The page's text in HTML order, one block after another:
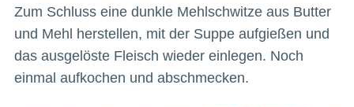
Zum Schluss eine dunkle Mehlschwitze aus Butter
und Mehl herstellen, mit der Suppe aufgießen und
das ausgelöste Fleisch wieder einlegen. Noch
einmal aufkochen und abschmecken.